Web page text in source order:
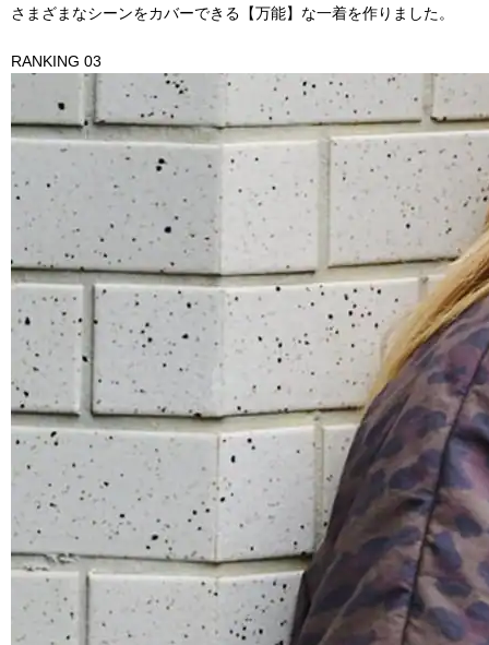
さまざまなシーンをカバーできる【万能】な一着を作りました。
RANKING 03